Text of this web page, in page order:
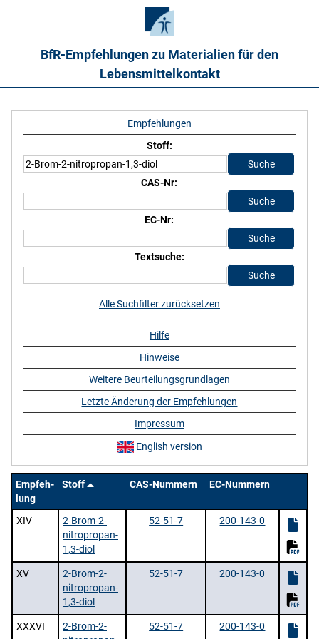
BfR-Empfehlungen zu Materialien für den
Lebensmittelkontakt
Empfeh-
lung
Stoff CAS-Nummern EC-Nummern
XIV
2-Brom-2-
nitropropan-
1,3-diol
52-51-7 200-143-0
XV
2-Brom-2-
nitropropan-
1,3-diol
52-51-7 200-143-0
XXXVI
2-Brom-2-
52-51-7 200-143-0
Empfehlungen
Stoff:
CAS-Nr:
EC-Nr:
Textsuche:
Alle Suchfilter zurücksetzen
Hilfe
Hinweise
Weitere Beurteilungsgrundlagen
Letzte Änderung der Empfehlungen
Impressum
English version